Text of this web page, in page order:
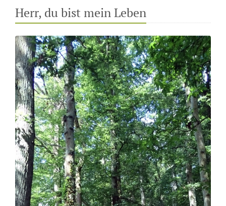
Herr, du bist mein Leben